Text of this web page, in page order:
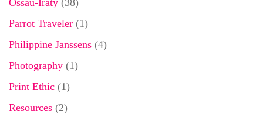
Ossau-Iraty (38)
Parrot Traveler (1)
Philippine Janssens (4)
Photography (1)
Print Ethic (1)
Resources (2)